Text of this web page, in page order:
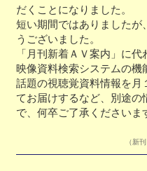
だくことになりました。
短い期間ではありましたが
うございました。
「月刊新着ＡＶ案内」に
映像資料検索システムの機
話題の視聴覚資料情報を月
てお届けするなど、別途の
で、何卒ご了承ください
（新